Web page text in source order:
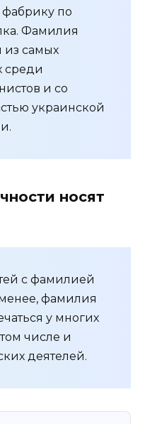
фабрику по
Фамилия
самых
среди
и со
украинской
носят
с фамилией
фамилия
у многих
числе и
деятелей.